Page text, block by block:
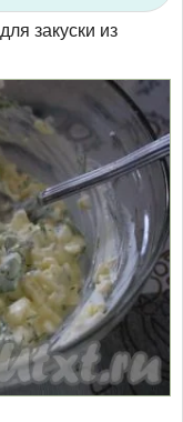
закуски из